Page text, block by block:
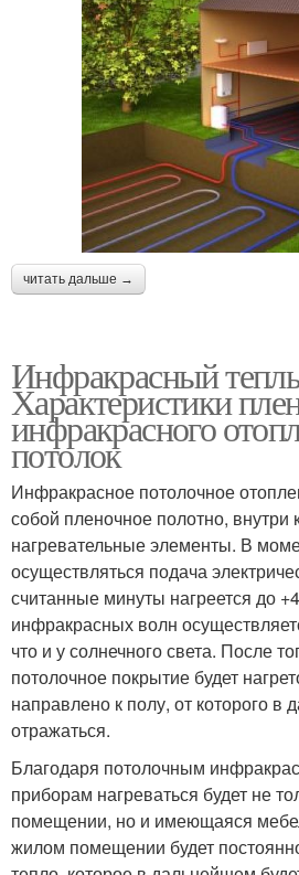
читать дальше →
Инфракрасный
Характеристики
инфракрасного
потолок
Инфракрасное потолочное
собой пленочное полотно, внутри
нагревательные элементы. В
осуществляться подача
считанные минуты нагреется до
инфракрасных волн
что и у солнечного света. После
потолочное покрытие будет
направлено к полу, от которого в
отражаться.
Благодаря потолочным
приборам нагреваться будет не
помещении, но и имеющаяся
жилом помещении будет